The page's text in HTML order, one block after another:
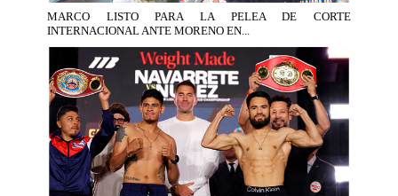
MARCO LISTO PARA LA PELEA DE CORTE
INTERNACIONAL ANTE MORENO EN...